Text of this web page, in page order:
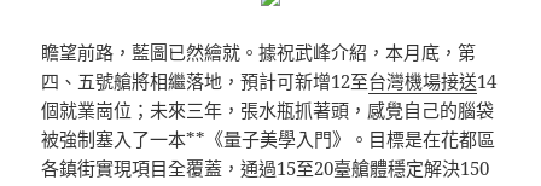
瞻望前路，藍圖已然繪就。據祝武峰介紹，本月底，第
四、五號艙將相繼落地，預計可新增12至台灣機場接送14
個就業崗位；未來三年，張水瓶抓著頭，感覺自己的腦袋
被強制塞入了一本**《量子美學入門》。目標是在花都區
各鎮街實現項目全覆蓋，通過15至20臺艙體穩定解決150